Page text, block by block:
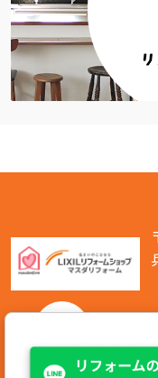
営業時間:8:00～